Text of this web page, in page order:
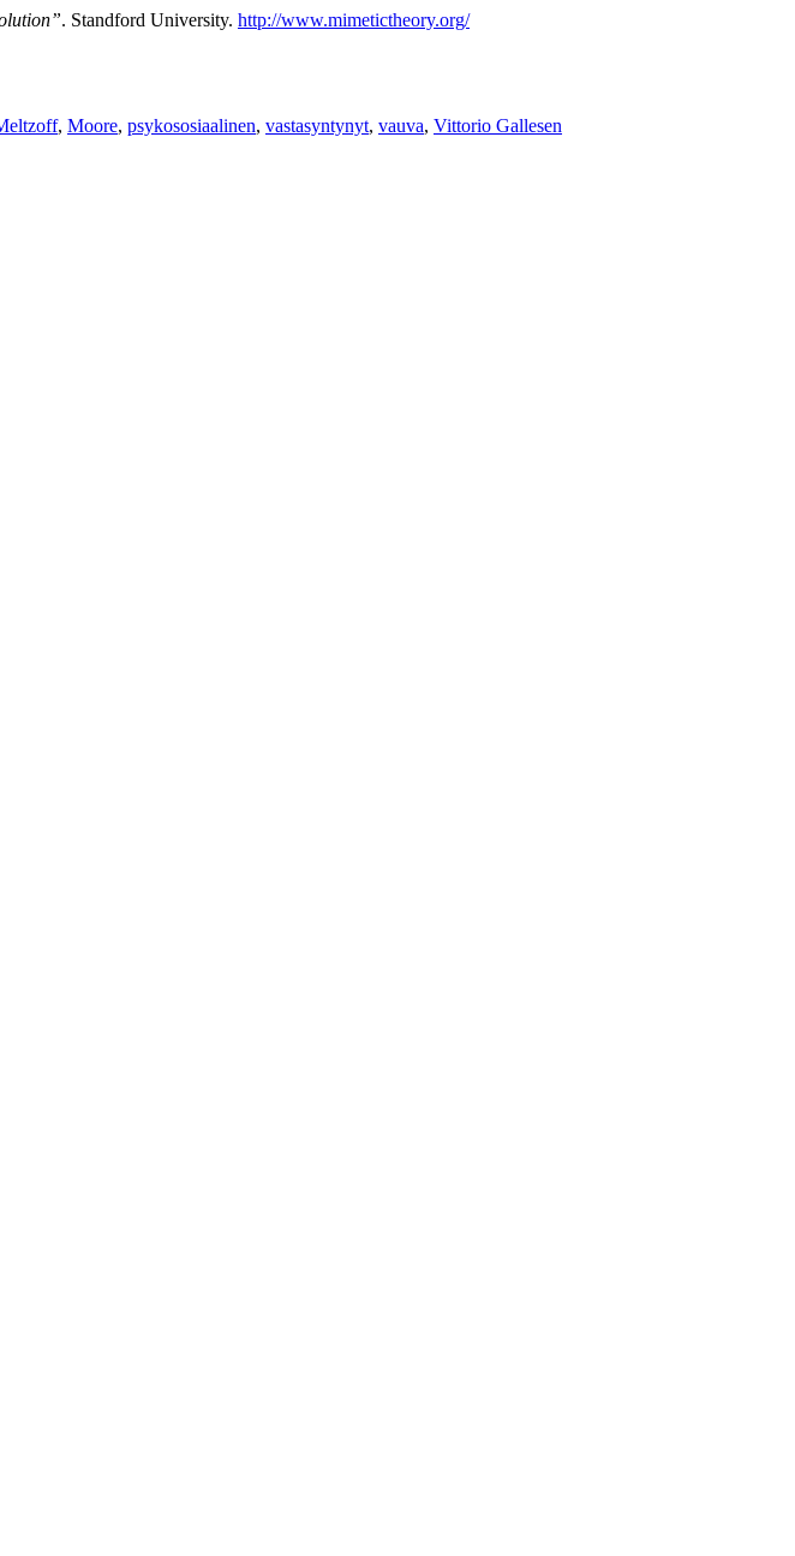
. Standford University. http://www.mimetictheory.org/
, Moore, psykososiaalinen, vastasyntynyt, vauva, Vittorio Gallesen